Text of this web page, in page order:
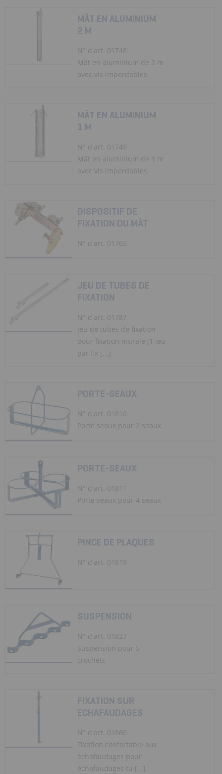
MÂT EN ALUMINIUM
2 M
N° d'art. 01748
Mât en aluminium de 2 m
avec vis imperdables
MÂT EN ALUMINIUM
1 M
N° d'art. 01749
Mât en aluminium de 1 m
avec vis imperdables
DISPOSITIF DE
FIXATION DU MÂT
N° d'art. 01765
JEU DE TUBES DE
FIXATION
N° d'art. 01787
Jeu de tubes de fixation
pour fixation murale (1 jeu
par fix [...]
PORTE-SEAUX
N° d'art. 01810
Porte seaux pour 2 seaux
PORTE-SEAUX
N° d'art. 01811
Porte seaux pour 4 seaux
PINCE DE PLAQUES
N° d'art. 01819
SUSPENSION
N° d'art. 01827
Suspension pour 5
crochets
FIXATION SUR
ECHAFAUDAGES
N° d'art. 01860
Fixation confortable aux
échafaudages pour
échafaudages tu [...]